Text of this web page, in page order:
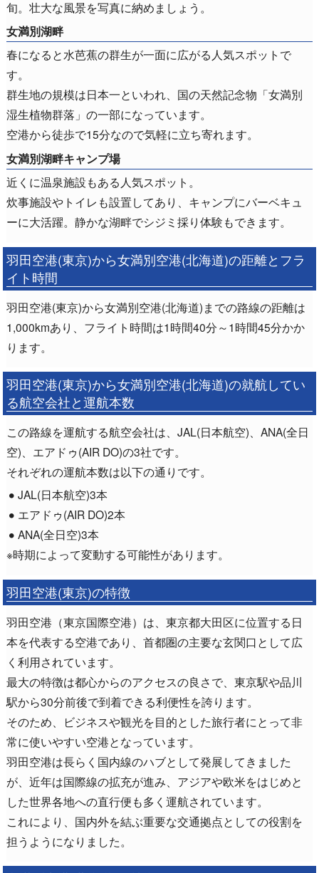
旬。壮大な風景を写真に納めましょう。
女満別湖畔
春になると水芭蕉の群生が一面に広がる人気スポットで
す。
群生地の規模は日本一といわれ、国の天然記念物「女満別
湿生植物群落」の一部になっています。
空港から徒歩で15分なので気軽に立ち寄れます。
女満別湖畔キャンプ場
近くに温泉施設もある人気スポット。
炊事施設やトイレも設置してあり、キャンプにバーベキュ
ーに大活躍。静かな湖畔でシジミ採り体験もできます。
羽田空港(東京)から女満別空港(北海道)の距離とフラ
イト時間
羽田空港(東京)から女満別空港(北海道)までの路線の距離は
1,000kmあり、フライト時間は1時間40分～1時間45分かか
ります。
羽田空港(東京)から女満別空港(北海道)の就航してい
る航空会社と運航本数
この路線を運航する航空会社は、JAL(日本航空)、ANA(全日
空)、エアドゥ(AIR DO)の3社です。
それぞれの運航本数は以下の通りです。
JAL(日本航空)3本
エアドゥ(AIR DO)2本
ANA(全日空)3本
※時期によって変動する可能性があります。
羽田空港(東京)の特徴
羽田空港（東京国際空港）は、東京都大田区に位置する日
本を代表する空港であり、首都圏の主要な玄関口として広
く利用されています。
最大の特徴は都心からのアクセスの良さで、東京駅や品川
駅から30分前後で到着できる利便性を誇ります。
そのため、ビジネスや観光を目的とした旅行者にとって非
常に使いやすい空港となっています。
羽田空港は長らく国内線のハブとして発展してきました
が、近年は国際線の拡充が進み、アジアや欧米をはじめと
した世界各地への直行便も多く運航されています。
これにより、国内外を結ぶ重要な交通拠点としての役割を
担うようになりました。